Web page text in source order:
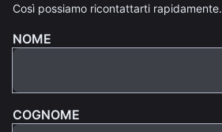
Così possiamo ricontattarti rapidamente.
NOME
COGNOME